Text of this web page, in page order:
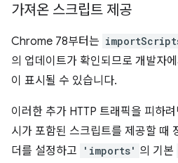
가져온 스크립트 제공
Chrome 78부터는
의 업데이트가 확인되므로 개발자
이 표시될 수 있습니다.
이러한 추가 HTTP 트래픽을 피하
시가 포함된 스크립트를 제공할 때
더를 설정하고
'imports' 의 기본